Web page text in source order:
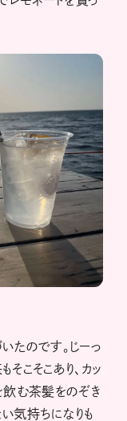
たのです。じーっ
こそこあり、カッ
飲む茶髪をのぞき
気持ちになりも